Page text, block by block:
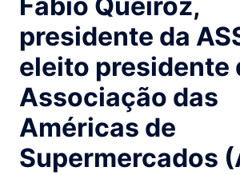
presidente da
eleito presidente
Associação das
Américas de
Supermercados